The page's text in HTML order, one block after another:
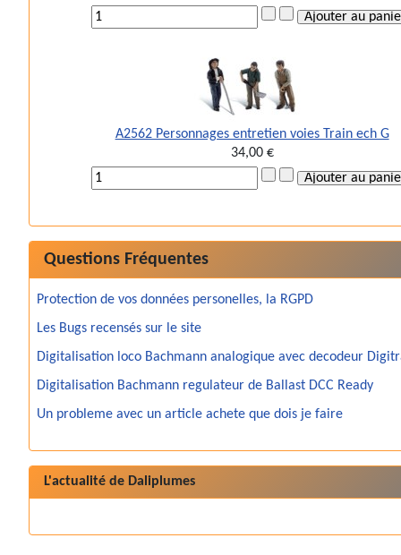
A2562 Personnages entretien voies Train ech G
34,00 €
Questions Fréquentes
Protection de vos données personelles, la RGPD
Les Bugs recensés sur le site
Digitalisation loco Bachmann analogique avec decodeur
Digitalisation Bachmann regulateur de Ballast DCC Ready
Un probleme avec un article achete que dois je faire
L'actualité de Daliplumes